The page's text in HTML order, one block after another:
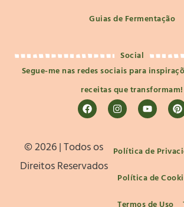
Guias de Fermentação
Social
Segue-me nas redes sociais para
receitas que transformam!
©️ 2026 | Todos os
Direitos Reservados
Política de
Política de